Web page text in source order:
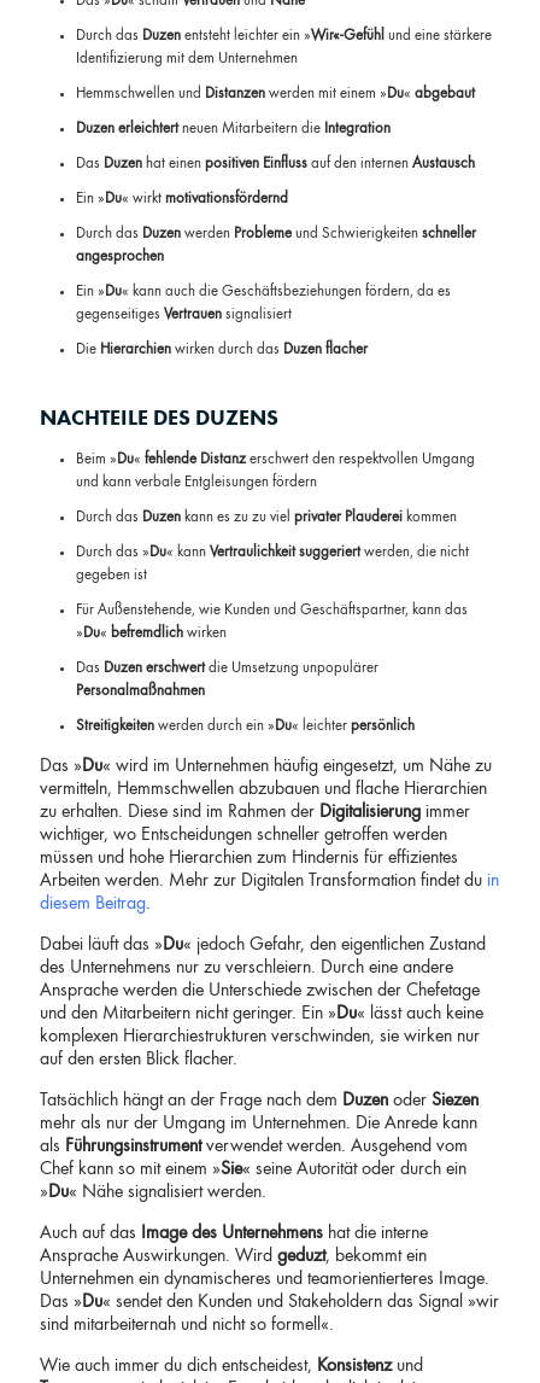
Durch das Duzen entsteht leichter ein »Wir«-Gefühl und eine stärkere
Identifizierung mit dem Unternehmen
Hemmschwellen und Distanzen werden mit einem » Du« abgebaut
Duzen erleichtertneuen Mitarbeitern die Integration
Das Duzen hat einen positiven Einfluss auf den internen Austausch
Ein » Du« wirkt motivationsfördernd
Durch das Duzen werden Problemeund Schwierigkeiten schneller
angesprochen
Ein » Du« kann auch die Geschäftsbeziehungen fördern, da es
gegenseitiges Vertrauen signalisiert
Die Hierarchien wirken durch das Duzen flacher
NACHTEILE DES DUZENS
Beim » Du« fehlende Distanzerschwert den respektvollen Umgang
und kann verbale Entgleisungen fördern
Durch das Duzen kann es zu zu viel privater Plauderei kommen
Durch das » Du« kann Vertraulichkeit suggeriertwerden, die nicht
gegeben ist
Für Außenstehende, wie Kunden und Geschäftspartner, kann das
» Du« befremdlich wirken
Das Duzen erschwertdie Umsetzung unpopulärer
Personalmaßnahmen
Streitigkeiten werden durch ein » Du« leichter persönlich
Das »Du« wird im Unternehmen häufig eingesetzt, um Nähe zu
vermitteln, Hemmschwellen abzubauen und flache Hierarchien
zu erhalten. Diese sind im Rahmen der Digitalisierung immer
wichtiger, wo Entscheidungen schneller getroffen werden
müssen und hohe Hierarchien zum Hindernis für effizientes
Arbeiten werden. Mehr zur Digitalen Transformation findet du in
diesem Beitrag.
Dabei läuft das »Du« jedoch Gefahr, den eigentlichen Zustand
des Unternehmens nur zu verschleiern. Durch eine andere
Ansprache werden die Unterschiede zwischen der Chefetage
und den Mitarbeitern nicht geringer. Ein »Du« lässt auch keine
komplexen Hierarchiestrukturen verschwinden, sie wirken nur
auf den ersten Blick flacher.
Tatsächlich hängt an der Frage nach dem Duzen oder Siezen
mehr als nur der Umgang im Unternehmen. Die Anrede kann
als Führungsinstrumentverwendet werden. Ausgehend vom
Chef kann so mit einem »Sie« seine Autorität oder durch ein
»Du« Nähe signalisiert werden.
Auch auf das Image des Unternehmens hat die interne
Ansprache Auswirkungen. Wird geduzt, bekommt ein
Unternehmen ein dynamischeres und teamorientierteres Image.
Das »Du« sendet den Kunden und Stakeholdern das Signal »wir
sind mitarbeiternah und nicht so formell«.
Wie auch immer du dich entscheidest, Konsistenzund